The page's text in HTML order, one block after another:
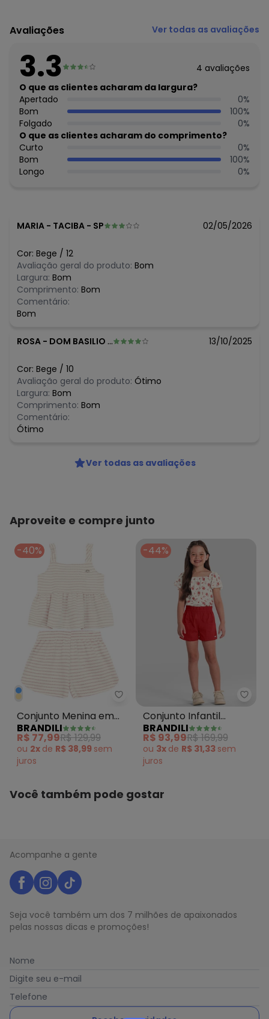
Código do produto: 7458600
Modelagem: Justa
Comprimento da Manga: Curta
Modelo da Manga: Regata
Comprimento: Curto
Forro: Não
Cintura: Média
Decote Frente : Redondo
Decote Costas: Redondo
Fornecedor: BRANDILI TÊXTIL LTDA / CNPJ 84.229.889/0001-
73
Feito: Brasil
Composição: CROPPED 96%ALGODÃO 4%ELASTANO / SAIA
100%ALGODÃO
Histórico de preços
O preço apresentado abaixo é o menor oferecido em
algum dia do mês, para o menor tamanho disponível.
agosto/2026
julho/2026
abril/2026 R$ 44,99
fevereiro/2026
Avaliações Ver todas as avaliações
3.3 4 avaliações
O que as clientes acharam da largura?
Apertado
0%
Bom
100%
Folgado
0%
O que as clientes acharam do comprimento?
Curto
0%
Bom
100%
Longo
0%
MARIA - TACIBA - SP 02/05/2026
Cor: Bege / 12
Avaliação geral do produto: Bom
Largura: Bom
Comprimento: Bom
Comentário:
Bom
ROSA - DOM BASILIO - BA 13/10/2025
Cor: Bege / 10
Avaliação geral do produto: Ótimo
Largura: Bom
Comprimento: Bom
Comentário:
Ótimo
Ver todas as avaliações
Aproveite e compre junto
-40%
Brandili - Conjunto Menina em
Conjunto Menina em
Tecido Especial Natural
BRANDILI
R$ 77,99R$ 129,99
ou 2x de R$ 38,99 sem
juros
-44%
Conjunto Infantil
Menina Florido Natural
BRANDILI
R$ 93,99R$ 169,99
ou 3x de R$ 31,33 sem
juros
Você também pode gostar
Acompanhe a gente
Seja você também um dos 7 milhões de apaixonados
pelas nossas dicas e promoções!
Nome
Digite seu e-mail
Telefone